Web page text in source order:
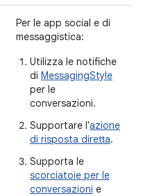
Per le app social e di
messaggistica:
Utilizza le notifiche
di MessagingStyle
per le
conversazioni.
Supportare l'azione
di risposta diretta.
Supporta le
scorciatoie per le
conversazioni e